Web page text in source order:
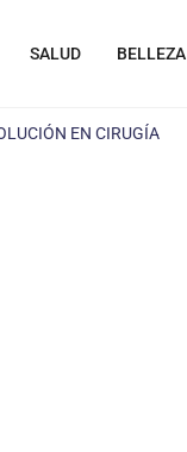
SALUD BELLEZA
EN CIRUGÍA